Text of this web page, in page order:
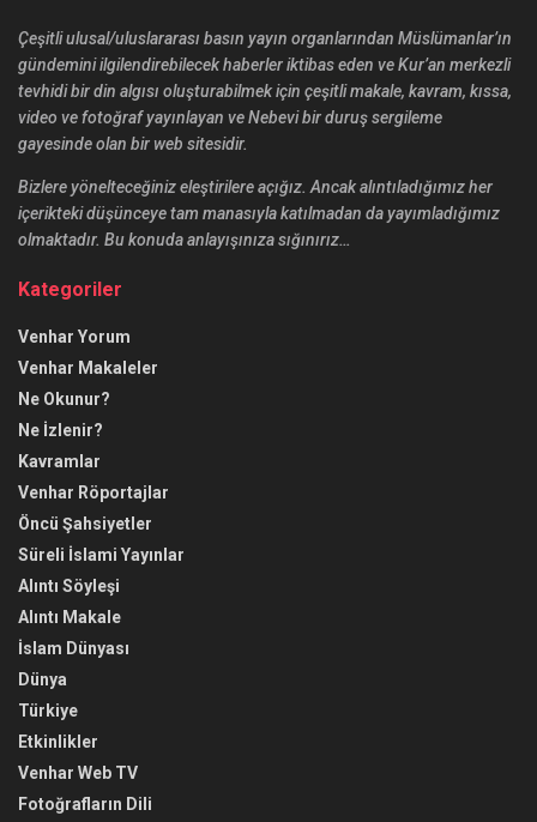
Çeşitli ulusal/uluslararası basın yayın organlarından Müslümanlar’ın
gündemini ilgilendirebilecek haberler iktibas eden ve Kur’an merkezli
tevhidi bir din algısı oluşturabilmek için çeşitli makale, kavram, kıssa,
video ve fotoğraf yayınlayan ve Nebevi bir duruş sergileme
gayesinde olan bir web sitesidir.
Bizlere yönelteceğiniz eleştirilere açığız. Ancak alıntıladığımız her
içerikteki düşünceye tam manasıyla katılmadan da yayımladığımız
olmaktadır. Bu konuda anlayışınıza sığınırız…
Kategoriler
Venhar Yorum
Venhar Makaleler
Ne Okunur?
Ne İzlenir?
Kavramlar
Venhar Röportajlar
Öncü Şahsiyetler
Süreli İslami Yayınlar
Alıntı Söyleşi
Alıntı Makale
İslam Dünyası
Dünya
Türkiye
Etkinlikler
Venhar Web TV
Fotoğrafların Dili